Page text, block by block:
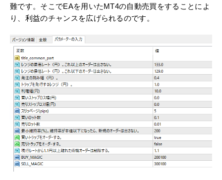
難です。そこでEAを用いたMT4の自動売買をすることによ
り、利益のチャンスを広げられるのです。